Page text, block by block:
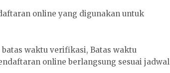
online yang digunakan untuk
waktu verifikasi, Batas waktu
online berlangsung sesuai jadwal